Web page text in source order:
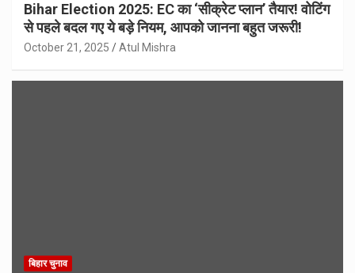
Bihar Election 2025: EC का ‘सीक्रेट प्लान’ तैयार! वोटिंग
से पहले बदल गए ये बड़े नियम, आपको जानना बहुत जरूरी!
October 21, 2025 Atul Mishra
बिहार चुनाव